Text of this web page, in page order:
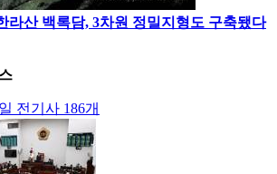
라산 백록담, 3차원 정밀지형도 구축됐다
전 기사 186개